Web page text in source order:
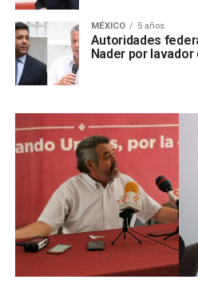
MÉXICO 5 años
Autoridades
Nader por lavador